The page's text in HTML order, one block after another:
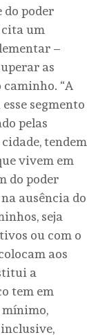
poder
cita um
–
as
“A
segmento
pelas
tendem
vivem em
do poder
ausência do
seja
ou com o
aos
a
tem em
mínimo,